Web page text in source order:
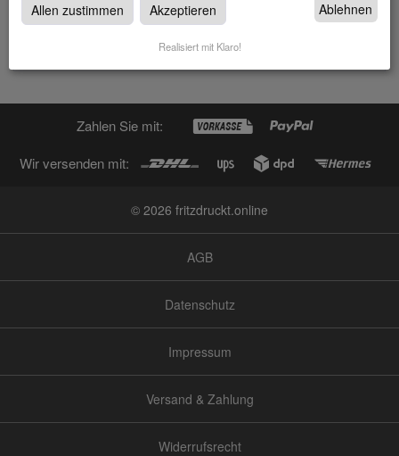
Butlerfinish
Butlerfinish bei fritzdruckt.online in Dußlingen und Albstadt
Zahlen Sie mit:
Wir versenden mit:
© 2026 fritzdruckt.online
AGB
Datenschutz
Impressum
Versand & Zahlung
Widerrufsrecht
Allen zustimmen Akzeptieren Ablehnen
Realisiert mit Klaro!